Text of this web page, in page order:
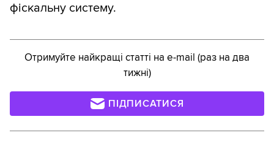
фіскальну систему.
Отримуйте найкращі статті на e-mail (раз на два
тижні)
ПІДПИСАТИСЯ